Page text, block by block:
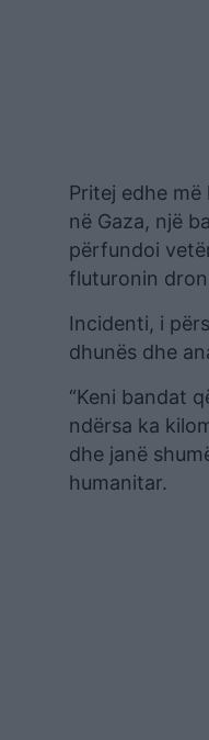
Pritej edhe
në Gaza, një
përfundoi
fluturonin
Incidenti, i
dhunës dhe
“Keni bandat
ndërsa ka
dhe janë
humanitar.